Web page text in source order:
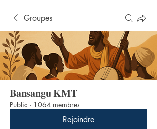
Groupes
Bansangu KMT
Public · 1064 membres
Rejoindre